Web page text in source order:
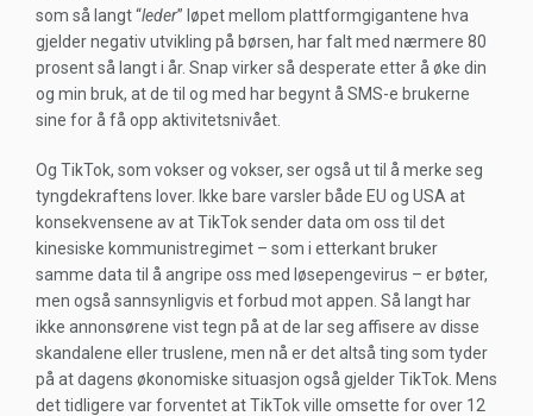
som så langt “leder” løpet mellom plattformgigantene hva
gjelder negativ utvikling på børsen, har falt med nærmere 80
prosent så langt i år. Snap virker så desperate etter å øke din
og min bruk, at de til og med har begynt å SMS-e brukerne
sine for å få opp aktivitetsnivået.
Og TikTok, som vokser og vokser, ser også ut til å merke seg
tyngdekraftens lover. Ikke bare varsler både EU og USA at
konsekvensene av at TikTok sender data om oss til det
kinesiske kommunistregimet – som i etterkant bruker
samme data til å angripe oss med løsepengevirus – er bøter,
men også sannsynligvis et forbud mot appen. Så langt har
ikke annonsørene vist tegn på at de lar seg affisere av disse
skandalene eller truslene, men nå er det altså ting som tyder
på at dagens økonomiske situasjon også gjelder TikTok. Mens
det tidligere var forventet at TikTok ville omsette for over 12